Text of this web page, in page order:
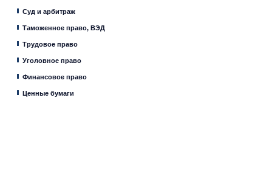
Суд и арбитраж
Таможенное право, ВЭД
Трудовое право
Уголовное право
Финансовое право
Ценные бумаги